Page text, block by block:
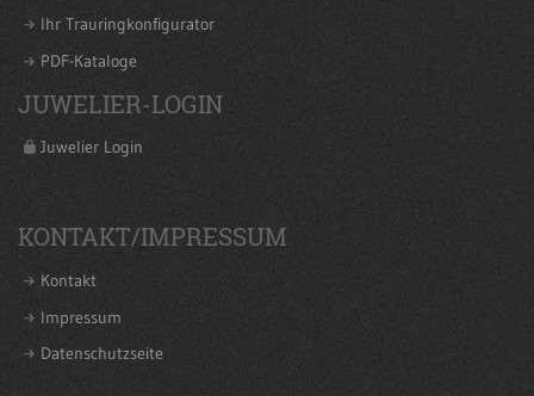
Ihr Trauringkonfigurator
PDF-Kataloge
JUWELIER-LOGIN
Juwelier Login
KONTAKT/IMPRESSUM
Kontakt
Impressum
Datenschutzseite